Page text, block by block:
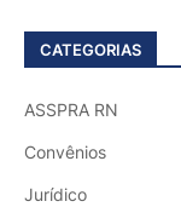
CATEGORIAS
ASSPRA RN
Convênios
Jurídico